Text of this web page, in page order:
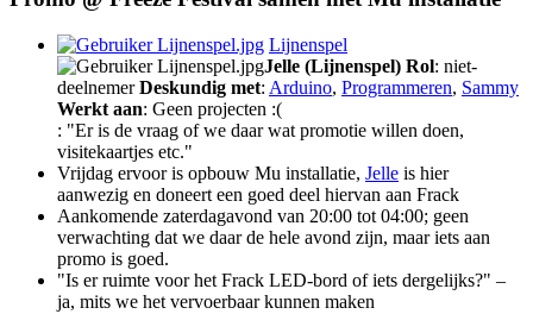
Lijnenspel
Jelle (Lijnenspel) Rol: niet-
deelnemerDeskundig met: Arduino, Programmeren, Sammy
Werkt aan: Geen projecten :(
: "Er is de vraag of we daar wat promotie willen doen,
visitekaartjes etc."
Vrijdag ervoor is opbouw Mu installatie, Jelle is hier
aanwezig en doneert een goed deel hiervan aan Frack
Aankomende zaterdagavond van 20:00 tot 04:00; geen
verwachting dat we daar de hele avond zijn, maar iets aan
promo is goed.
"Is er ruimte voor het Frack LED-bord of iets dergelijks?" –
ja, mits we het vervoerbaar kunnen maken